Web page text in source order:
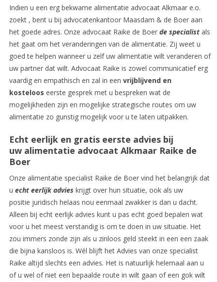
Indien u een erg bekwame alimentatie advocaat Alkmaar e.o.
zoekt , bent u bij advocatenkantoor Maasdam & de Boer aan
het goede adres. Onze advocaat Raike de Boerde specialist als
het gaat om het veranderingen van de alimentatie. Zij weet u
goed te helpen wanneer u zelf uw alimentatie wilt veranderen of
uw partner dat wilt. Advocaat Raike is zowel communicatief erg
vaardig en empathisch en zal in een vrijblijvend en
kosteloos eerste gesprek met u bespreken wat de
mogelijkheden zijn en mogelijke strategische routes om uw
alimentatie zo gunstig mogelijk voor u te laten uitpakken.
Echt eerlijk en gratis eerste advies bij
uw alimentatie advocaat Alkmaar Raike de
Boer
Onze alimentatie specialist Raike de Boer vind het belangrijk dat
u echt eerlijk advies krijgt over hun situatie, ook als uw
positie juridisch helaas nou eenmaal zwakker is dan u dacht.
Alleen bij echt eerlijk advies kunt u pas echt goed bepalen wat
voor u het meest verstandig is om te doen in uw situatie. Het
zou immers zonde zijn als u zinloos geld steekt in een een zaak
die bijna kansloos is. Wél blijft het Advies van onze specialist
Raike altijd slechts een advies. Het is natuurlijk helemaal aan u
of u wel of niet een bepaalde route in wilt gaan of een gok wilt